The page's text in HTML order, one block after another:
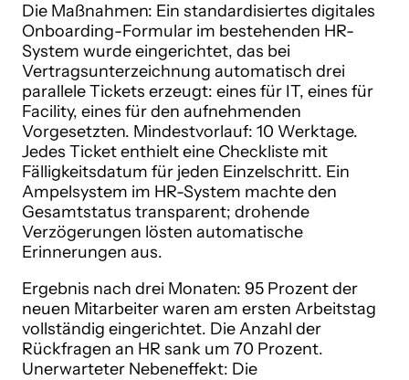
Die Maßnahmen: Ein standardisiertes digitales
Onboarding-Formular im bestehenden HR-
System wurde eingerichtet, das bei
Vertragsunterzeichnung automatisch drei
parallele Tickets erzeugt: eines für IT, eines für
Facility, eines für den aufnehmenden
Vorgesetzten. Mindestvorlauf: 10 Werktage.
Jedes Ticket enthielt eine Checkliste mit
Fälligkeitsdatum für jeden Einzelschritt. Ein
Ampelsystem im HR-System machte den
Gesamtstatus transparent; drohende
Verzögerungen lösten automatische
Erinnerungen aus.
Ergebnis nach drei Monaten: 95 Prozent der
neuen Mitarbeiter waren am ersten Arbeitstag
vollständig eingerichtet. Die Anzahl der
Rückfragen an HR sank um 70 Prozent.
Unerwarteter Nebeneffekt: Die